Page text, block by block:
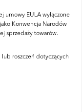
umowy EULA wyłączone
Konwencja Narodów
sprzedaży towarów.
roszczeń dotyczących